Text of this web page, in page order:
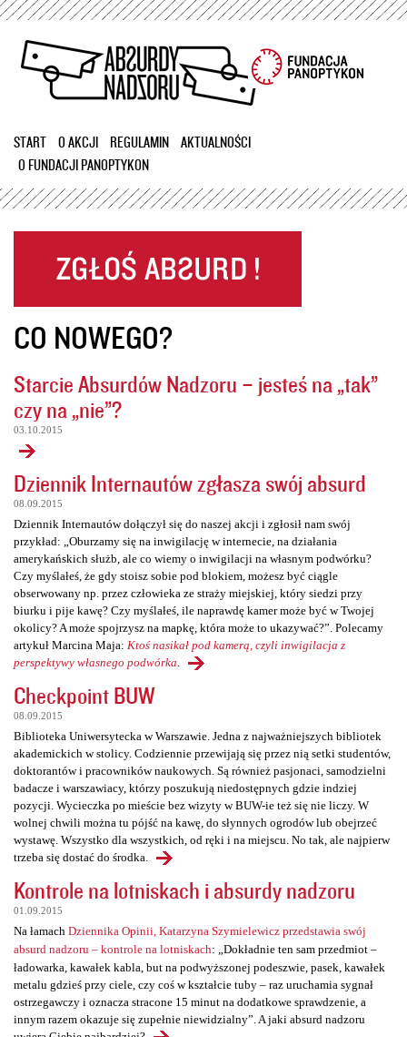
Przejdź
treści
START O AKCJI REGULAMIN
AKTUALNOŚCI
O FUNDACJI PANOPTYKON
CO NOWEGO?
Starcie Absurdów Nadzoru – jesteś na „tak”
czy na „nie”?
03.10.2015
Dziennik Internautów zgłasza swój absurd
08.09.2015
Dziennik Internautów dołączył się do naszej akcji i zgłosił nam swój
przykład: „Oburzamy się na inwigilację w internecie, na działania
amerykańskich służb, ale co wiemy o inwigilacji na własnym podwórku?
Czy myślałeś, że gdy stoisz sobie pod blokiem, możesz być ciągle
obserwowany np. przez człowieka ze straży miejskiej, który siedzi przy
biurku i pije kawę? Czy myślałeś, ile naprawdę kamer może być w Twojej
okolicy? A może spojrzysz na mapkę, która może to ukazywać?”. Polecamy
artykuł Marcina Maja: Ktoś nasikał pod kamerą, czyli inwigilacja z
perspektywy własnego podwórka
Checkpoint BUW
08.09.2015
Biblioteka Uniwersytecka w Warszawie. Jedna z najważniejszych bibliotek
akademickich w stolicy. Codziennie przewijają się przez nią setki studentów,
doktorantów i pracowników naukowych. Są również pasjonaci, samodzielni
badacze i warszawiacy, którzy poszukują niedostępnych gdzie indziej
pozycji. Wycieczka po mieście bez wizyty w BUW-ie też się nie liczy. W
wolnej chwili można tu pójść na kawę, do słynnych ogrodów lub obejrzeć
wystawę. Wszystko dla wszystkich, od ręki i na miejscu. No tak, ale najpierw
trzeba się dostać do środka.
Kontrole na lotniskach i absurdy nadzoru
01.09.2015
Na łamach Dziennika Opinii, Katarzyna Szymielewicz przedstawia swój
absurd nadzoru – kontrole na lotniskach: „Dokładnie ten sam przedmiot –
ładowarka, kawałek kabla, but na podwyższonej podeszwie, pasek, kawałek
metalu gdzieś przy ciele, czy coś w kształcie tuby – raz uruchamia sygnał
ostrzegawczy i oznacza stracone 15 minut na dodatkowe sprawdzenie, a
innym razem okazuje się zupełnie niewidzialny”. A jaki absurd nadzoru